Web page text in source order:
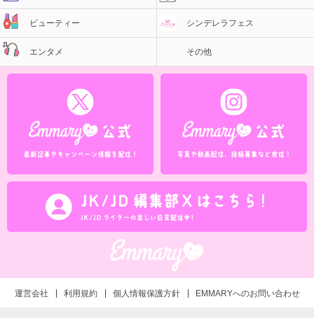
ビューティー シンデレラフェス
エンタメ その他
運営会社 利用規約 個人情報保護方針 EMMARYへのお問い合わせ